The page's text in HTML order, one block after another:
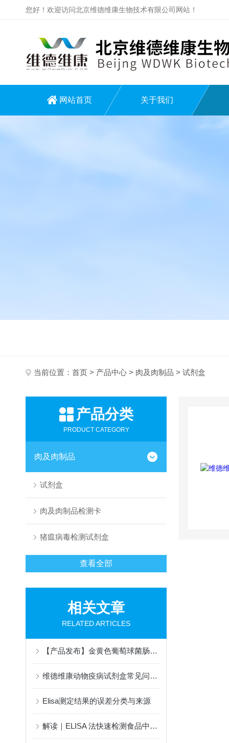
您好！欢迎访问北京维德维康生物技术有限公司网站！
网站首页 关于我们
当前位置： 首页 > 产品中心 > 肉及肉制品 > 试剂盒
产品分类
PRODUCT CATEGORY
肉及肉制品
试剂盒
肉及肉制品检测卡
猪瘟病毒检测试剂盒
查看全部
相关文章
RELATED ARTICLES
【产品发布】金黄色葡萄球菌肠毒素总量检测酶联免疫试剂盒
维德维康动物疫病试剂盒常见问题产生原因及解决办法
Elisa测定结果的误差分类与来源
解读｜ELISA 法快速检测食品中重金属含量的研究进展